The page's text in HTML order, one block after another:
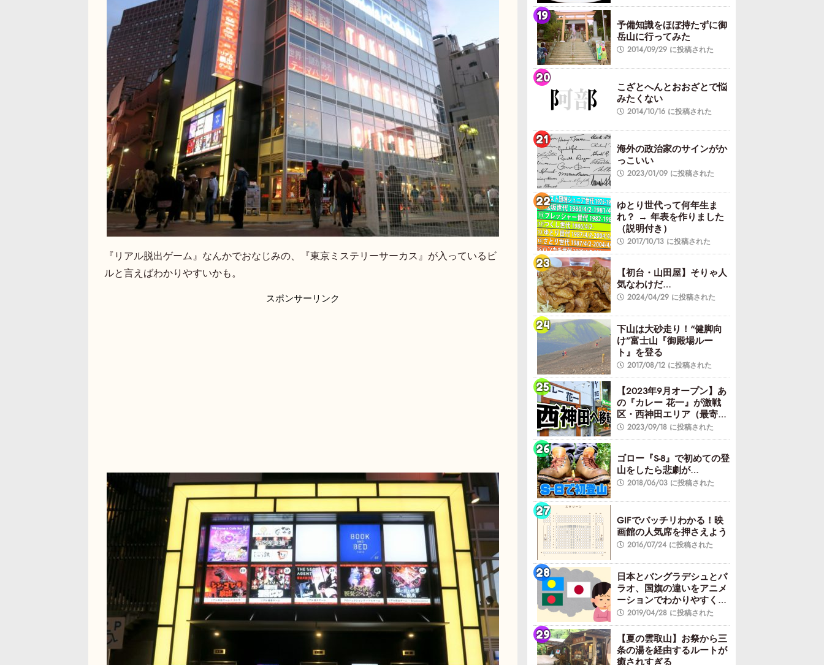
『リアル脱出ゲーム』なんかでおなじみの、『東京ミステリーサーカス』が入っているビ
ルと言えばわかりやすいかも。
スポンサーリンク
予備知識をほぼ持たずに御
岳山に行ってみた
2014/09/29 に投稿された
こざとへんとおおざとで悩
みたくない
2014/10/16 に投稿された
海外の政治家のサインがか
っこいい
2023/01/09 に投稿された
ゆとり世代って何年生ま
れ？ → 年表を作りました
（説明付き）
2017/10/13 に投稿された
【初台・山田屋】そりゃ人
気なわけだ…
2024/04/29 に投稿された
下山は大砂走り！“健脚向
け”富士山『御殿場ルー
ト』を登る
2017/08/12 に投稿された
【2023年9月オープン】あ
の『カレー 花一』が激戦
区・西神田エリア（最寄り
駅：水道橋駅／神保町駅）
へ移転！
2023/09/18 に投稿された
ゴロー『S-8』で初めての登
山をしたら悲劇が…
2018/06/03 に投稿された
GIFでバッチリわかる！映
画館の人気席を押さえよう
2016/07/24 に投稿された
日本とバングラデシュとパ
ラオ、国旗の違いをアニメ
ーションでわかりやすくし
てみた
2019/04/28 に投稿された
【夏の雲取山】お祭から三
条の湯を経由するルートが
癒されすぎる